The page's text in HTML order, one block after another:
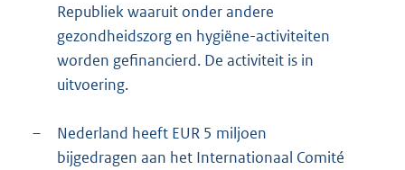
Republiek waaruit onder andere
gezondheidszorg en hygiëne-activiteiten
worden gefinancierd. De activiteit is in
uitvoering.
–
Nederland heeft EUR 5 miljoen
bijgedragen aan het Internationaal Comité